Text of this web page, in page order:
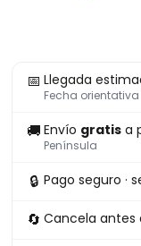
📅 Llegada
Fecha
🚚 Envío gratis a
Península
🔒 Pago seguro ·
🔄 Cancela antes
Pop
2382
GITD
Death